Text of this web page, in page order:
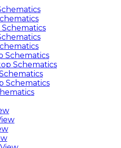
Schematics
Schematics
Schematics